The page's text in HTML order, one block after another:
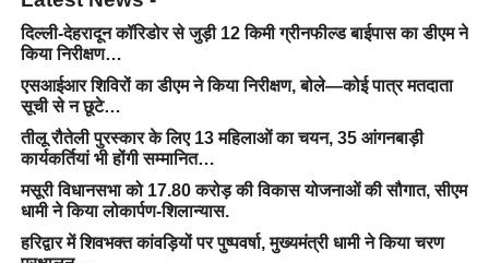
दिल्ली-देहरादून कॉरिडोर से जुड़ी 12 किमी ग्रीनफील्ड बाईपास का डीएम ने
किया निरीक्षण…
एसआईआर शिविरों का डीएम ने किया निरीक्षण, बोले—कोई पात्र मतदाता
सूची से न छूटे…
तीलू रौतेली पुरस्कार के लिए 13 महिलाओं का चयन, 35 आंगनबाड़ी
कार्यकर्तियां भी होंगी सम्मानित…
मसूरी विधानसभा को 17.80 करोड़ की विकास योजनाओं की सौगात, सीएम
धामी ने किया लोकार्पण-शिलान्यास.
हरिद्वार में शिवभक्त कांवड़ियों पर पुष्पवर्षा, मुख्यमंत्री धामी ने किया चरण